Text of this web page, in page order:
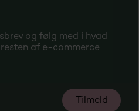
og følg med i hvad
af e-commerce